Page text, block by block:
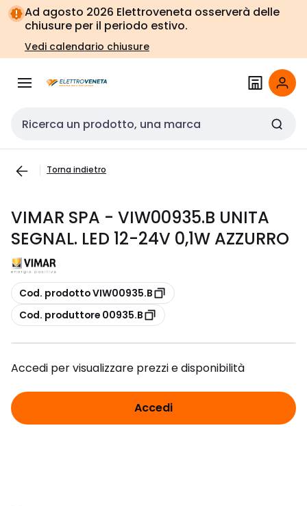
Vai alla
navigazione
Vai
alla
pagina
Ad agosto 2026 Elettroveneta osserverà delle
chiusure per il periodo estivo.
Vedi calendario chiusure
Cerca input
Torna indietro
VIMAR SPA - VIW00935.B UNITA
SEGNAL. LED 12-24V 0,1W AZZURRO
copia
Cod. prodotto VIW00935.B
copia
Cod. produttore 00935.B
Accedi per visualizzare prezzi e disponibilità
Accedi